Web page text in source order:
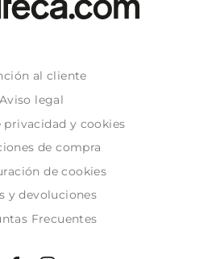
al cliente
Aviso legal
privacidad y cookies
de compra
de cookies
y devoluciones
Frecuentes